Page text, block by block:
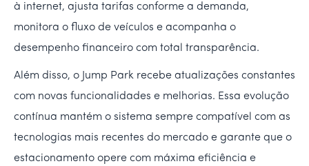
à internet, ajusta tarifas conforme a demanda,
monitora o fluxo de veículos e acompanha o
desempenho financeiro com total transparência.
Além disso, o Jump Park recebe atualizações constantes
com novas funcionalidades e melhorias. Essa evolução
contínua mantém o sistema sempre compatível com as
tecnologias mais recentes do mercado e garante que o
estacionamento opere com máxima eficiência e